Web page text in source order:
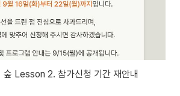
Lesson 2. 참가신청 기간 재안내